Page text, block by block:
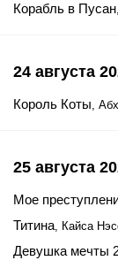
Корабль в Пусан
24 августа
Король Коты,
25 августа
Мое
Титина, Кайса
Девушка мечты